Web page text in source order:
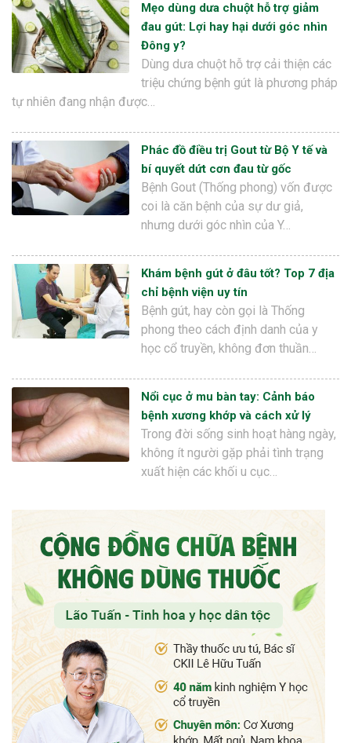
Mẹo dùng dưa chuột hỗ trợ giảm
đau gút: Lợi hay hại dưới góc nhìn
Đông y?
Dùng dưa chuột hỗ trợ cải thiện các
triệu chứng bệnh gút là phương pháp
tự nhiên đang nhận được…
Phác đồ điều trị Gout từ Bộ Y tế và
bí quyết dứt cơn đau từ gốc
Bệnh Gout (Thống phong) vốn được
coi là căn bệnh của sự dư giả,
nhưng dưới góc nhìn của Y…
Khám bệnh gút ở đâu tốt? Top 7 địa
chỉ bệnh viện uy tín
Bệnh gút, hay còn gọi là Thống
phong theo cách định danh của y
học cổ truyền, không đơn thuần…
Nổi cục ở mu bàn tay: Cảnh báo
bệnh xương khớp và cách xử lý
Trong đời sống sinh hoạt hàng ngày,
không ít người gặp phải tình trạng
xuất hiện các khối u cục…